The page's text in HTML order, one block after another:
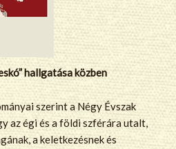
hallgatása közben
szerint a Négy Évszak
az égi és a földi szférára utalt,
a keletkezésnek és